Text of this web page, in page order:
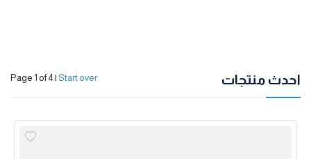
احدث منتجات Page 1 of 4 | Start over